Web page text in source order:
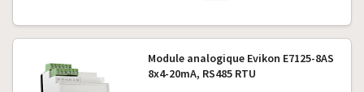
Module analogique Evikon E7125-8AS
8x4-20mA, RS485 RTU